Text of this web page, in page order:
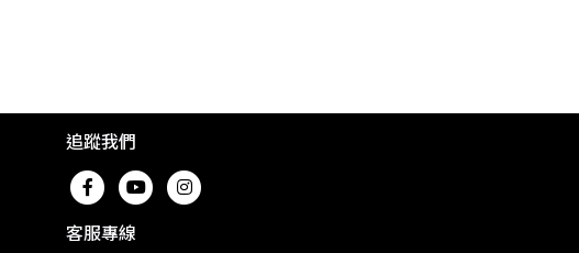
追蹤我們
客服專線